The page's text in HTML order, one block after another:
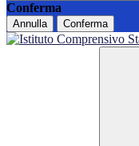
Conferma
Annulla Conferma